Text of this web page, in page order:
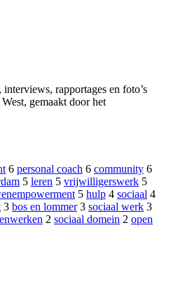
rapportages en foto’s
gemaakt door het
6 personal coach 6 community 6
5 leren 5 vrijwilligerswerk 5
5 hulp 4 sociaal 4
3 bos en lommer 3 sociaal werk 3
2 sociaal domein 2 open